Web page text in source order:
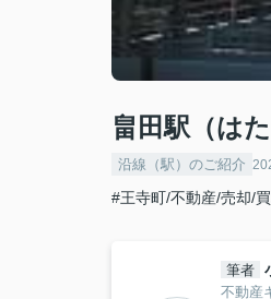
畠田駅（はた
沿線（駅）のご紹介
#王寺町/不動産/売却/
筆者
不動産